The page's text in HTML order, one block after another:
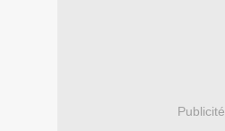
Publicité